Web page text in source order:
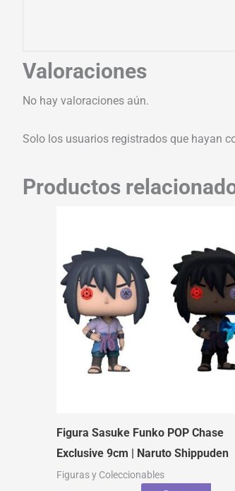
Valoraciones
No hay valoraciones aún.
Solo los usuarios registrados que hayan
Productos
Figura Sasuke Funko POP Chase
Exclusive 9cm | Naruto Shippuden
Figuras y Coleccionables